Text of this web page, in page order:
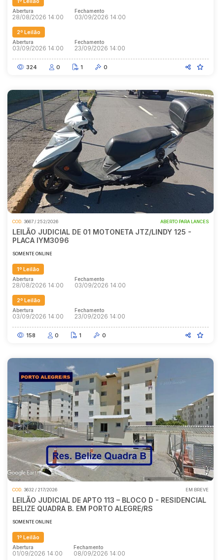
Abertura
28/08/2026 14:00
Fechamento
03/09/2026 14:00
2º Leilão
Abertura
03/09/2026 14:00
Fechamento
23/09/2026 14:00
324 0 1 0
COD. 3667 / 252/2026 ABERTO PARA LANCES
LEILÃO JUDICIAL DE 01 MOTONETA JTZ/LINDY 125 -
PLACA IYM3096
SOMENTE ONLINE
1º Leilão
Abertura
28/08/2026 14:00
Fechamento
03/09/2026 14:00
2º Leilão
Abertura
03/09/2026 14:00
Fechamento
23/09/2026 14:00
158 0 1 0
COD. 3632 / 217/2026 EM BREVE
LEILÃO JUDICIAL DE APTO 113 – BLOCO D - RESIDENCIAL
BELIZE QUADRA B. EM PORTO ALEGRE/RS
SOMENTE ONLINE
1º Leilão
Abertura
01/09/2026 14:00
Fechamento
08/09/2026 14:00